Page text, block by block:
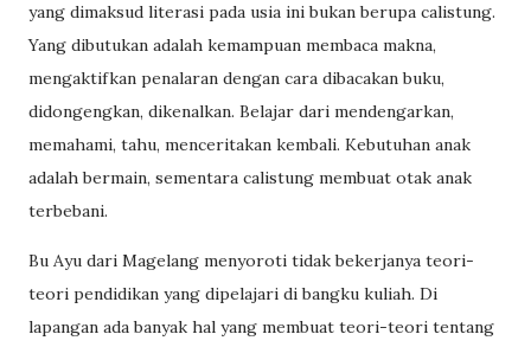
yang dimaksud literasi pada usia ini bukan berupa calistung.
Yang dibutukan adalah kemampuan membaca makna,
mengaktifkan penalaran dengan cara dibacakan buku,
didongengkan, dikenalkan. Belajar dari mendengarkan,
memahami, tahu, menceritakan kembali. Kebutuhan anak
adalah bermain, sementara calistung membuat otak anak
terbebani.
Bu Ayu dari Magelang menyoroti tidak bekerjanya teori-
teori pendidikan yang dipelajari di bangku kuliah. Di
lapangan ada banyak hal yang membuat teori-teori tentang